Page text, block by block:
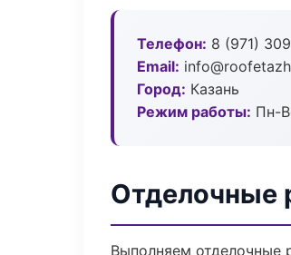
Телефон: 8 (971)
Email:
Город: Казань
Режим работы: Пн-
Отделочные
Выполняем отделочные